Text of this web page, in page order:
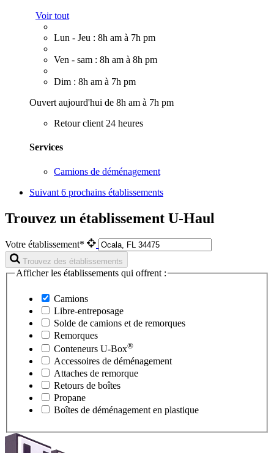
Voir tout
Lun - Jeu : 8h am à 7h pm
Ven - sam : 8h am à 8h pm
Dim : 8h am à 7h pm
Ouvert aujourd'hui de 8h am à 7h pm
Retour client 24 heures
Services
Camions de déménagement
Suivant 6 prochains établissements
Trouvez un établissement U-Haul
Votre établissement*
Trouvez des établissements
Afficher les établissements qui offrent :
Camions
Libre-entreposage
Solde de camions et de remorques
Remorques
Conteneurs U-Box®
Accessoires de déménagement
Attaches de remorque
Retours de boîtes
Propane
Boîtes de déménagement en plastique